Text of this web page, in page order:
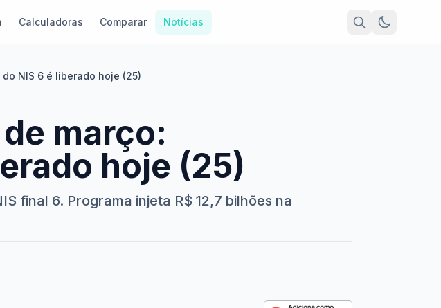
Calculadoras Comparar Notícias
NIS 6 é liberado hoje (25)
março:
hoje (25)
final 6. Programa injeta R$ 12,7 bilhões na